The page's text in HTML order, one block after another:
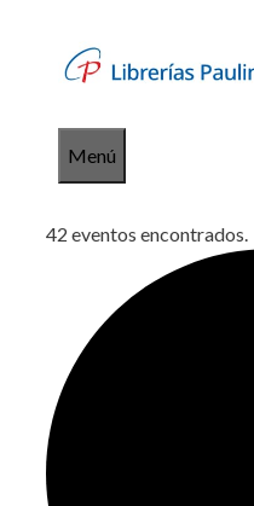
contenido
Menú
42 eventos encontrados.